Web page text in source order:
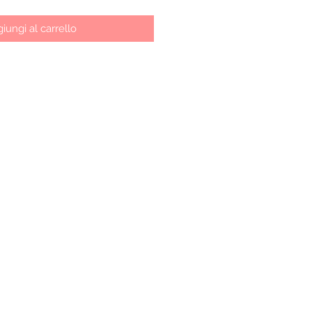
al carrello